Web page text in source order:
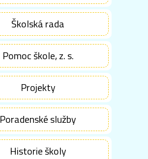
Školská rada
Pomoc škole, z. s.
Projekty
Poradenské služby
Historie školy